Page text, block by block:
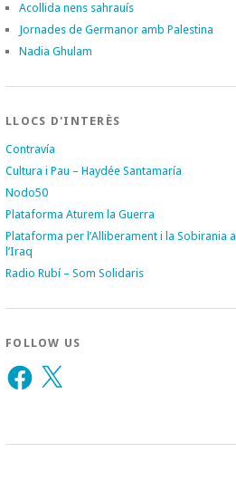
Acollida nens sahrauís
Jornades de Germanor amb Palestina
Nadia Ghulam
LLOCS D'INTERÈS
Contravía
Cultura i Pau – Haydée Santamaría
Nodo50
Plataforma Aturem la Guerra
Plataforma per l’Alliberament i la Sobirania a
l’Iraq
Radio Rubí – Som Solidaris
FOLLOW US
Facebook
X